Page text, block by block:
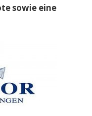
sowie eine